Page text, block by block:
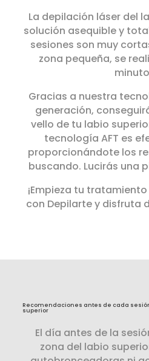
La depilación láser del
solución asequible y
sesiones son muy
zona pequeña, se
Gracias a nuestra
generación,
vello de tu labio
tecnología AFT es
proporcionándote los
buscando. Lucirás una
¡Empieza tu
con Depilarte y disfruta
Recomendaciones antes de cada
superior
El día antes de la
zona del labio